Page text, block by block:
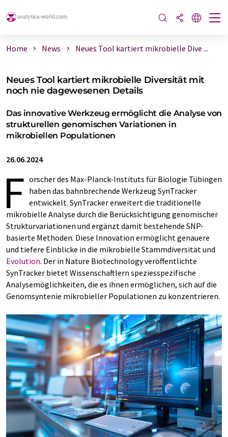
Home News Neues Tool kartiert mikrobielle Dive ...
Neues Tool kartiert mikrobielle Diversität mit
noch nie dagewesenen Details
Das innovative Werkzeug ermöglicht die Analyse von
strukturellen genomischen Variationen in
mikrobiellen Populationen
26.06.2024
F orscher des Max-Planck-Instituts für Biologie Tübingen
haben das bahnbrechende Werkzeug SynTracker
entwickelt. SynTracker erweitert die traditionelle
mikrobielle Analyse durch die Berücksichtigung genomischer
Strukturvariationen und ergänzt damit bestehende SNP-
basierte Methoden. Diese Innovation ermöglicht genauere
und tiefere Einblicke in die mikrobielle Stammdiversität und
Evolution. Der in Nature Biotechnology veröffentlichte
SynTracker bietet Wissenschaftlern speziesspezifische
Analysemöglichkeiten, die es ihnen ermöglichen, sich auf die
Genomsyntenie mikrobieller Populationen zu konzentrieren.